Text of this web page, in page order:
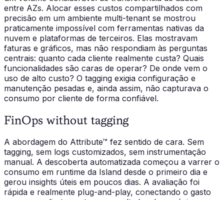
entre AZs. Alocar esses custos compartilhados com
precisão em um ambiente multi-tenant se mostrou
praticamente impossível com ferramentas nativas da
nuvem e plataformas de terceiros. Elas mostravam
faturas e gráficos, mas não respondiam às perguntas
centrais: quanto cada cliente realmente custa? Quais
funcionalidades são caras de operar? De onde vem o
uso de alto custo? O tagging exigia configuração e
manutenção pesadas e, ainda assim, não capturava o
consumo por cliente de forma confiável.
FinOps without tagging
A abordagem do Attribute™ fez sentido de cara. Sem
tagging, sem logs customizados, sem instrumentação
manual. A descoberta automatizada começou a varrer o
consumo em runtime da Island desde o primeiro dia e
gerou insights úteis em poucos dias. A avaliação foi
rápida e realmente plug-and-play, conectando o gasto